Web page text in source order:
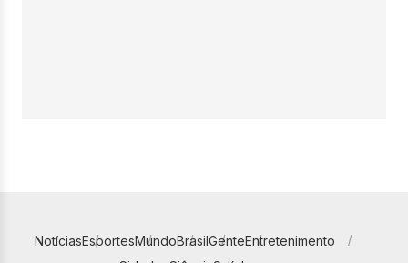
NotíciasEsportesMundoBrasilGenteEntretenimento